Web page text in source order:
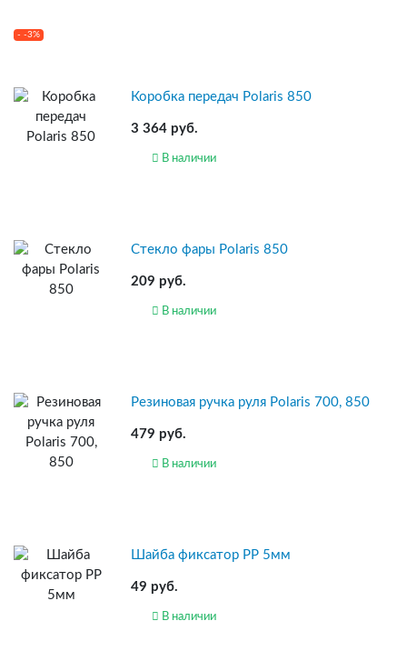
- -3%
Коробка передач Polaris 850
3 364 руб.
В наличии
Стекло фары Polaris 850
209 руб.
В наличии
Резиновая ручка руля Polaris 700, 850
479 руб.
В наличии
Шайба фиксатор PP 5мм
49 руб.
В наличии